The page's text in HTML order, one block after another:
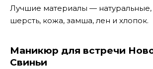
Лучшие материалы —
шерсть, кожа, замша, лен и хлопок.
Маникюр для встречи
Свиньи